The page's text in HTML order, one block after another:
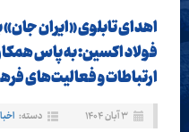
اهدای تابلوی «ایران
فولاد اکسین: به پاس
ارتباطات و فعالیت‌های
۳ آبان ۱۴۰۴ دسته: